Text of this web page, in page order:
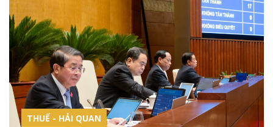
THUẾ - HẢI QUAN